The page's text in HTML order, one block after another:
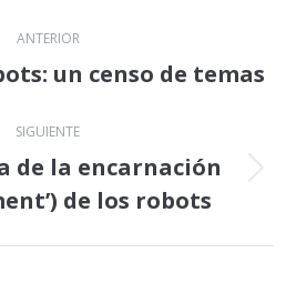
ANTERIOR
Publicación
un censo de temas
SIGUIENTE
Publicación
siguiente:
de la encarnación
de los robots